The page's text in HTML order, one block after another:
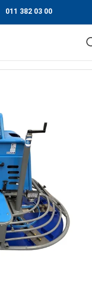
011 382 03 00
finisheri